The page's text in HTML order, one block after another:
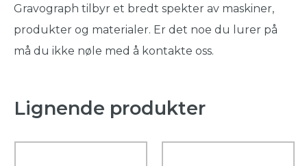
Gravograph tilbyr et bredt spekter av maskiner,
produkter og materialer. Er det noe du lurer på
må du ikke nøle med å kontakte oss.
Lignende produkter